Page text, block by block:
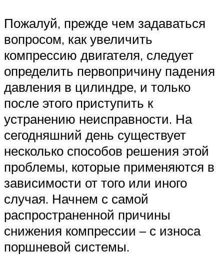
Пожалуй, прежде чем задаваться
вопросом, как увеличить
компрессию двигателя, следует
определить первопричину падения
давления в цилиндре, и только
после этого приступить к
устранению неисправности. На
сегодняшний день существует
несколько способов решения этой
проблемы, которые применяются в
зависимости от того или иного
случая. Начнем с самой
распространенной причины
снижения компрессии – с износа
поршневой системы.